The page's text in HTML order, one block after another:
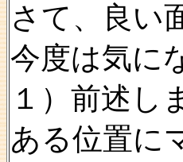
さて、良い
今度は気に
１）前述し
ある位置に